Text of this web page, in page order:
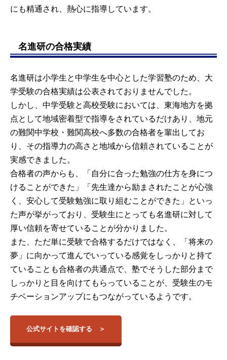
にも精通され、熱心に指導しています。
名進研の合格実績
名進研は小学生と中学生を中心とした学習塾のため、大
学受験の合格実績は公表されておりませんでした。
しかし、中学受験と高校受験においては、東海地方を拠
点として地域密着型で指導をされているだけあり、地元
の難関中学校・難関高校へ多数の合格者を輩出してお
り、その指導力の高さと地域から信頼されていることが
実感できました。
合格者の声からも、「自分に合った勉強の仕方を身につ
けることができた」「先生達から励まされたことが心強
く、安心して受験勉強に取り組むことができた」といっ
た声が挙がっており、受験生にとっても名進研に対して
厚い信頼を寄せていることが分かりました。
また、ただ単に受験で合格するだけではなく、「将来の
夢」に向かって進んでいっている感覚をしっかりと持て
ていることも合格者の共通点で、塾でそうした部分まで
しっかりと目を向けてもらっていることが、受験生のモ
チベーションアップにもつながっているようです。
公式サイトを確認する